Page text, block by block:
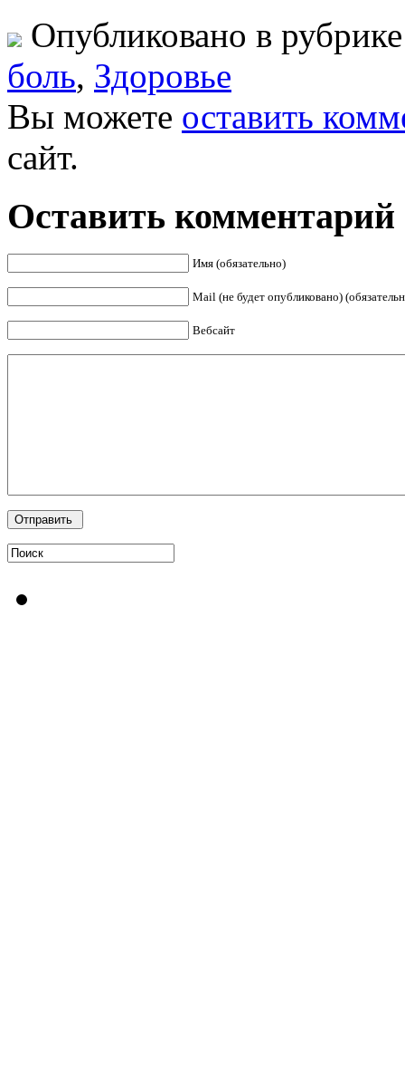
Опубликовано в
боль, Здоровье
Вы можете оставить
сайт.
Оставить комментарий
Имя (обязательно)
Mail (не будет опубликовано)
Вебсайт